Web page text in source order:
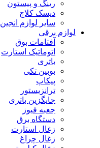
رینگ و پیستون
دیسک کلاچ
سایر لوازم انجین
لوازم برقی
آفتامات بوق
اتوماتیک استارت
باتری
بوبین تکی
پیکاپ
ترانزیستور
جایگزین باتری
جعبه فیوز
دستگاه برق
زغال استارت
زغال چراغ